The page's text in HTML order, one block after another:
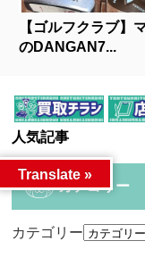
【ゴルフクラブ】
のDANGAN7...
人気記事
カテゴリー
カテゴリー
Translate »